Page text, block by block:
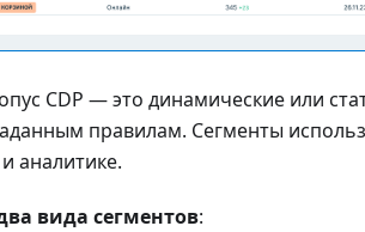
CDP — это динамические или
правилам. Сегменты
аналитике.
вида сегментов: